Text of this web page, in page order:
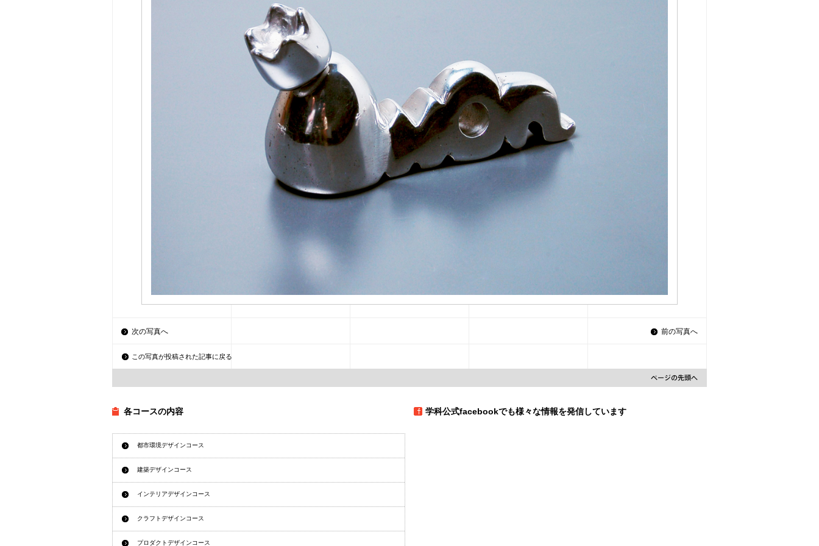
次の写真へ 前の写真へ
この写真が投稿された記事に戻る
各コースの内容
都市環境デザインコース
建築デザインコース
インテリアデザインコース
クラフトデザインコース
プロダクトデザインコース
学科公式facebookでも様々な情報を発信しています